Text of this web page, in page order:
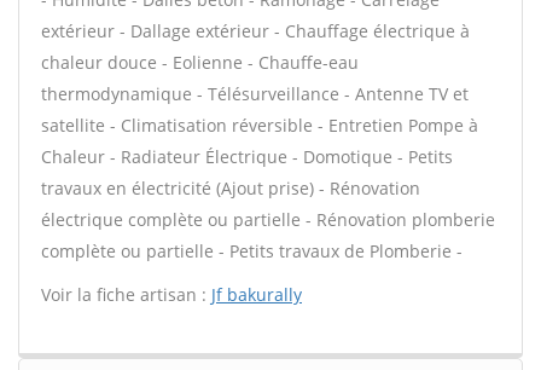
extérieur - Dallage extérieur - Chauffage électrique à
chaleur douce - Eolienne - Chauffe-eau
thermodynamique - Télésurveillance - Antenne TV et
satellite - Climatisation réversible - Entretien Pompe à
Chaleur - Radiateur Électrique - Domotique - Petits
travaux en électricité (Ajout prise) - Rénovation
électrique complète ou partielle - Rénovation plomberie
complète ou partielle - Petits travaux de Plomberie -
Voir la fiche artisan : Jf bakurally